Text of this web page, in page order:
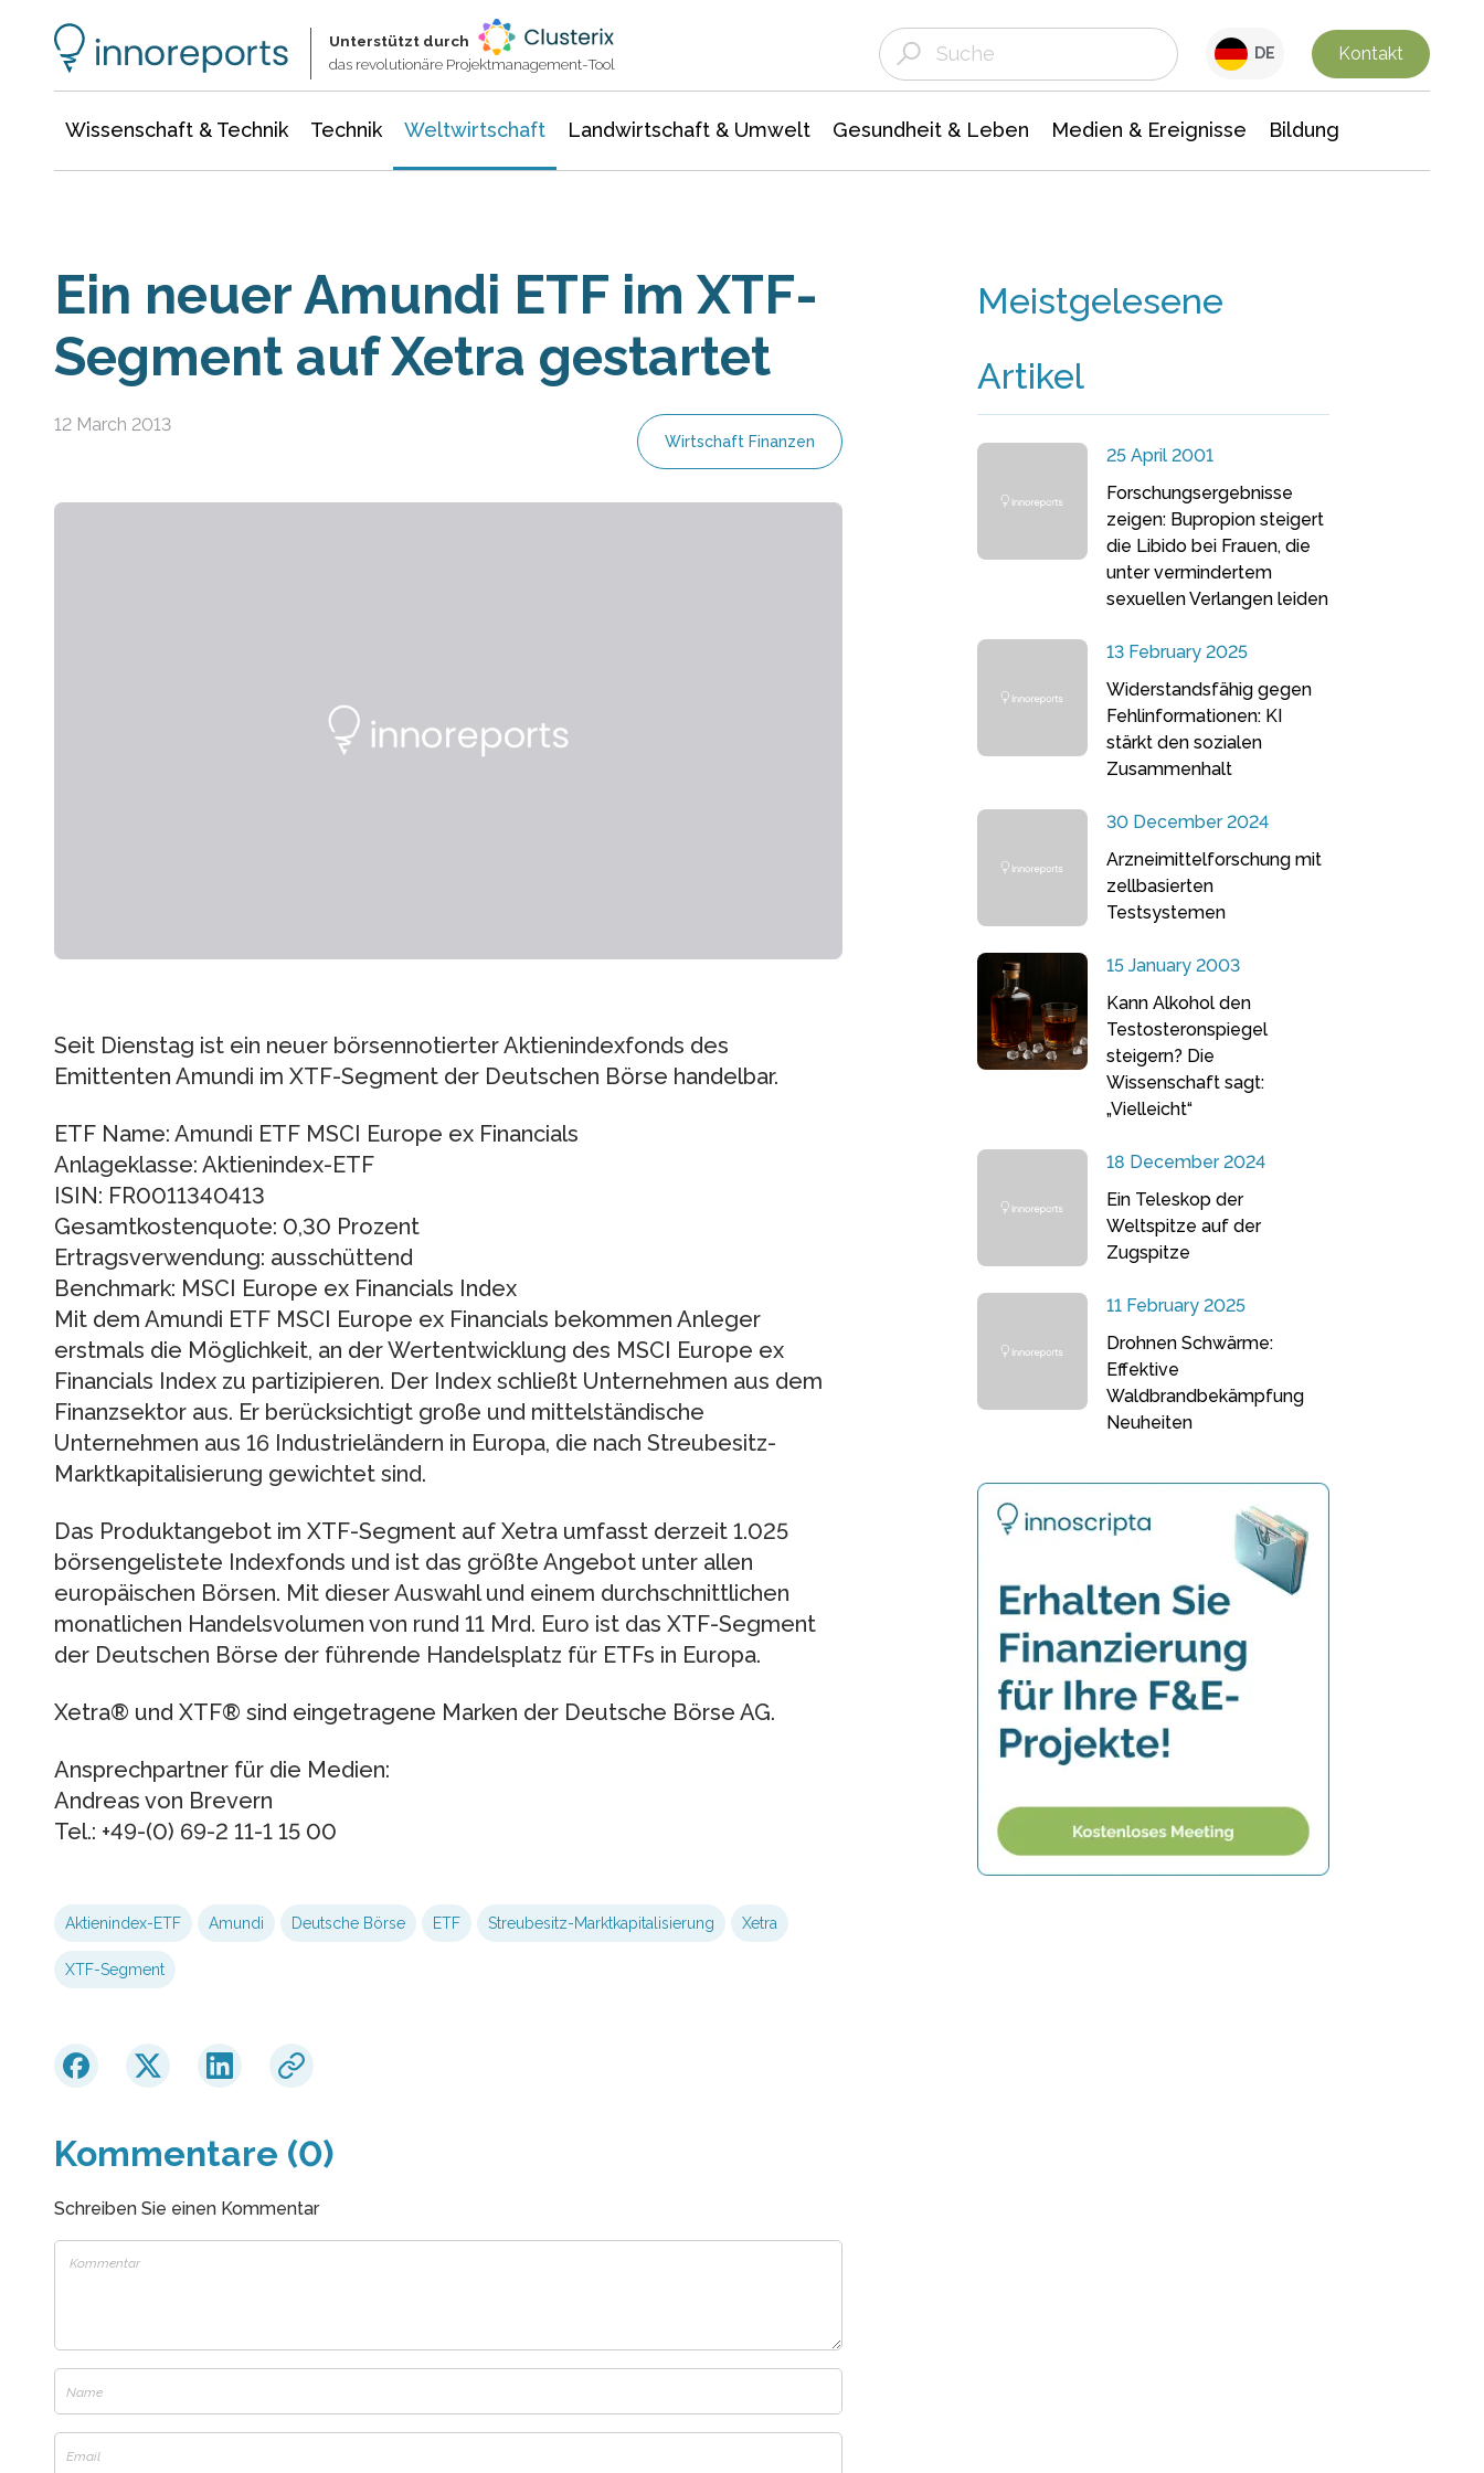
Unterstützt durch
das revolutionäre Projektmanagement-Tool
DE Kontakt
Wissenschaft & Technik Technik Weltwirtschaft Landwirtschaft & Umwelt Gesundheit & Leben Medien & Ereignisse Bildung
Ein neuer Amundi ETF im XTF-
Segment auf Xetra gestartet
12 March 2013
Wirtschaft Finanzen
Seit Dienstag ist ein neuer börsennotierter Aktienindexfonds des
Emittenten Amundi im XTF-Segment der Deutschen Börse handelbar.
ETF Name: Amundi ETF MSCI Europe ex Financials
Anlageklasse: Aktienindex-ETF
ISIN: FR0011340413
Gesamtkostenquote: 0,30 Prozent
Ertragsverwendung: ausschüttend
Benchmark: MSCI Europe ex Financials Index
Mit dem Amundi ETF MSCI Europe ex Financials bekommen Anleger
erstmals die Möglichkeit, an der Wertentwicklung des MSCI Europe ex
Financials Index zu partizipieren. Der Index schließt Unternehmen aus dem
Finanzsektor aus. Er berücksichtigt große und mittelständische
Unternehmen aus 16 Industrieländern in Europa, die nach Streubesitz-
Marktkapitalisierung gewichtet sind.
Das Produktangebot im XTF-Segment auf Xetra umfasst derzeit 1.025
börsengelistete Indexfonds und ist das größte Angebot unter allen
europäischen Börsen. Mit dieser Auswahl und einem durchschnittlichen
monatlichen Handelsvolumen von rund 11 Mrd. Euro ist das XTF-Segment
der Deutschen Börse der führende Handelsplatz für ETFs in Europa.
Xetra® und XTF® sind eingetragene Marken der Deutsche Börse AG.
Ansprechpartner für die Medien:
Andreas von Brevern
Tel.: +49-(0) 69-2 11-1 15 00
Aktienindex-ETF Amundi Deutsche Börse ETF Streubesitz-Marktkapitalisierung Xetra
XTF-Segment
Kommentare (0)
Schreiben Sie einen Kommentar
Meistgelesene
Artikel
25 April 2001
Forschungsergebnisse
zeigen: Bupropion steigert
die Libido bei Frauen, die
unter vermindertem
sexuellen Verlangen leiden
13 February 2025
Widerstandsfähig gegen
Fehlinformationen: KI
stärkt den sozialen
Zusammenhalt
30 December 2024
Arzneimittelforschung mit
zellbasierten
Testsystemen
15 January 2003
Kann Alkohol den
Testosteronspiegel
steigern? Die
Wissenschaft sagt:
„Vielleicht“
18 December 2024
Ein Teleskop der
Weltspitze auf der
Zugspitze
11 February 2025
Drohnen Schwärme:
Effektive
Waldbrandbekämpfung
Neuheiten